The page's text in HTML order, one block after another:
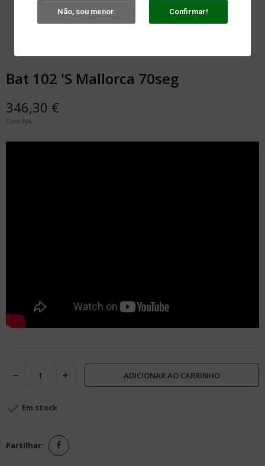
Não, sou menor. Confirmar!
Bat 102 'S Mallorca 70seg
346,30 €
Com IVA
ADICIONAR AO CARRINHO
 Em stock
Partilhar: